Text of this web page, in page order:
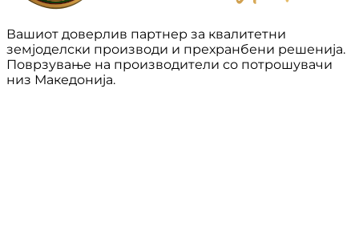
Вашиот доверлив партнер за квалитетни
земјоделски производи и прехранбени решенија.
Поврзување на производители со потрошувачи
низ Македонија.